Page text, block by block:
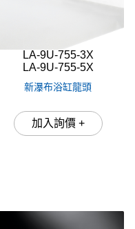
LA-9U-755-3X
LA-9U-755-5X
新瀑布浴缸龍頭
加入詢價 +